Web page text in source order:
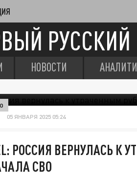
РУССКИЙ
НОВОСТИ
05 ЯНВАРЯ 2025 05:24
РОССИЯ ВЕРНУЛАСЬ
СВО